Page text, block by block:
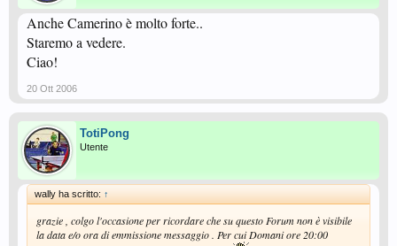
Anche Camerino è molto forte..
Staremo a vedere.
Ciao!
20 Ott 2006
TotiPong
Utente
wally ha scritto: ↑
grazie , colgo l'occasione per ricordare che su questo Forum non è visibile
la data e/o ora di emmissione messaggio . Per cui Domani ore 20:00